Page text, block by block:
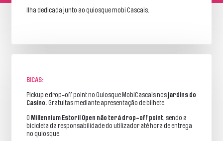
Ilha dedicada junto ao quiosque mobi Cascais.
BICAS:
Pickup e drop-off point no Quiosque MobiCascais nos jardins do
Casino. Gratuitas mediante apresentação de bilhete.
O Millennium Estoril Open não terá drop-off point, sendo a
bicicleta da responsabilidade do utilizador até hora de entrega
no quiosque.